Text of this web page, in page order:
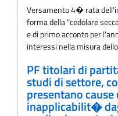
Versamento 4� rata
forma della "cedolare
e di primo acconto per
interessi nella misura
PF titolari di
studi di settore,
presentano
inapplicabilit�